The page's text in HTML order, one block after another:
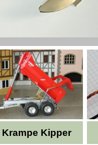
Krampe Kipper